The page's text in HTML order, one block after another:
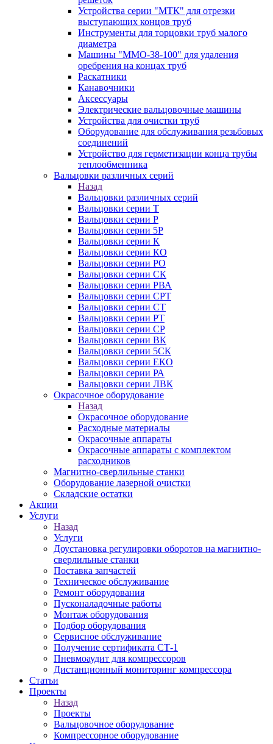
Устройства серии "МТК" для отрезки
выступающих концов труб
Инструменты для торцовки труб малого
диаметра
Машины "ММО-38-100" для удаления
оребрения на концах труб
Раскатники
Канавочники
Аксессуары
Электрические вальцовочные машины
Устройства для очистки труб
Оборудование для обслуживания резьбовых
соединений
Устройство для герметизации конца трубы
теплообменника
Вальцовки различных серий
Назад
Вальцовки различных серий
Вальцовки серии Т
Вальцовки серии Р
Вальцовки серии 5Р
Вальцовки серии К
Вальцовки серии КО
Вальцовки серии РО
Вальцовки серии СК
Вальцовки серии РВА
Вальцовки серии СРТ
Вальцовки серии СТ
Вальцовки серии РТ
Вальцовки серии СР
Вальцовки серии ВК
Вальцовки серии 5СК
Вальцовки серии ЕКО
Вальцовки серии РА
Вальцовки серии ЛВК
Окрасочное оборудование
Назад
Окрасочное оборудование
Расходные материалы
Окрасочные аппараты
Окрасочные аппараты с комплектом
расходников
Магнитно-сверлильные станки
Оборудование лазерной очистки
Складские остатки
Акции
Услуги
Назад
Услуги
Доустановка регулировки оборотов на магнитно-
сверлильные станки
Поставка запчастей
Техническое обслуживание
Ремонт оборудования
Пусконаладочные работы
Монтаж оборудования
Подбор оборудования
Сервисное обслуживание
Получение сертификата СТ-1
Пневмоаудит для компрессоров
Дистанционный мониторинг компрессора
Статьи
Проекты
Назад
Проекты
Вальцовочное оборудование
Компрессорное оборудование